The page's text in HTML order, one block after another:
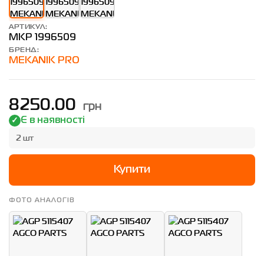
АРТИКУЛ:
MKP 1996509
БРЕНД:
MEKANIK PRO
8250.00 грн
Є в наявності
2 шт
Купити
ФОТО АНАЛОГІВ